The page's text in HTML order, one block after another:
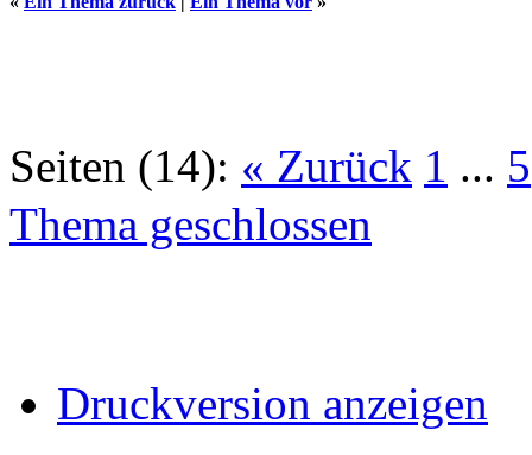
Seiten (14): « Zurück 1 ... 5
Thema geschlossen
Druckversion anzeigen